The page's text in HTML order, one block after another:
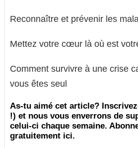
Reconnaître et prévenir les
Mettez votre cœur là où est
Comment survivre à une crise
vous êtes seul
As-tu aimé cet article?
!) et nous vous enverrons de
celui-ci chaque semaine.
gratuitement ici.